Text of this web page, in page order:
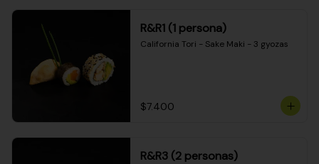
R&R1 (1 persona)
California Tori - Sake Maki - 3 gyozas
$7.400
R&R3 (2 personas)